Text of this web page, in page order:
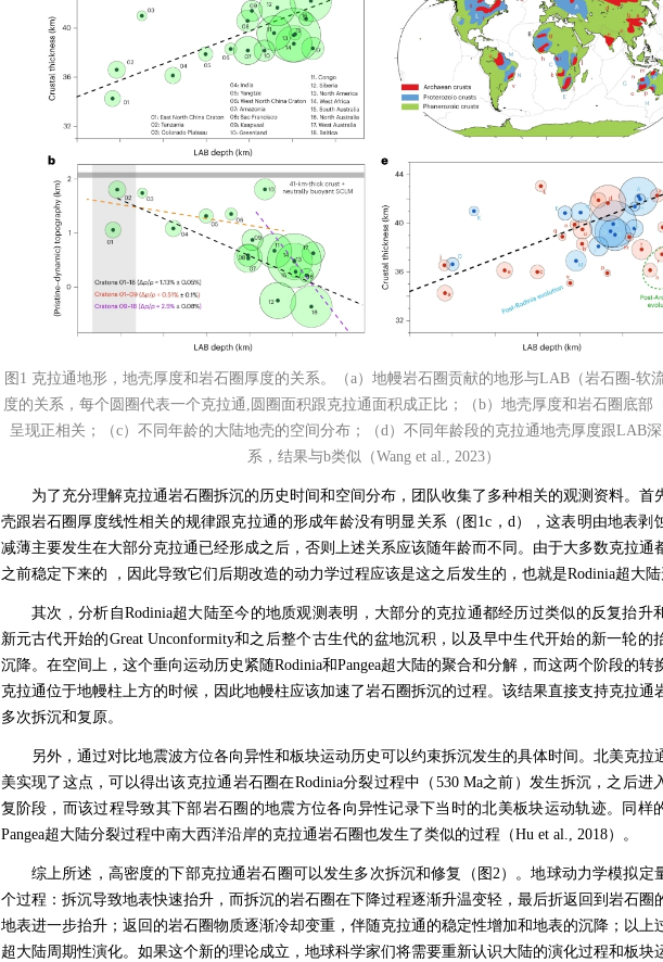
图 1 克拉通地形，地壳厚度和岩石圈厚度的关系。（a）地幔岩石圈贡献的地形与LAB （岩石圈-软
度的关系，每个圆圈代表一个克拉通 , 圆圈面积跟克拉通面积成正比；（b）地壳厚度和岩石圈底部
呈现正相关；（c）不同年龄的大陆地壳的空间分布；（d）不同年龄段的克拉通地壳厚度跟LAB
系，结果与b类似（Wang et al., 2023）
为了充分理解克拉通岩石圈拆沉的历史时间和空间分布，团队收集了多种相关的观测资料。首
壳跟岩石圈厚度线性相关的规律跟克拉通的形成年龄没有明显关系（图 1c ， d），这表明由地表剥
减薄主要发生在大部分克拉通已经形成之后，否则上述关系应该随年龄而不同。由于大多数克拉通
之前稳定下来的 ，因此导致它们后期改造的动力学过程应该是这之后发生的，也就是Rodinia超大陆
其次，分析自Rodinia超大陆至今的地质观测表明，大部分的克拉通都经历过类似的反复抬升
新元古代开始的Great Unconformity和之后整个古生代的盆地沉积，以及早中生代开始的新一轮的
沉降。在空间上，这个垂向运动历史紧随Rodinia和Pangea超大陆的聚合和分解，而这两个阶段的转
克拉通位于地幔柱上方的时候，因此地幔柱应该加速了岩石圈拆沉的过程。该结果直接支持克拉通
多次拆沉和复原。
另外，通过对比地震波方位各向异性和板块运动历史可以约束拆沉发生的具体时间。北美克拉
美实现了这点，可以得出该克拉通岩石圈在Rodinia分裂过程中（ 530 Ma之前）发生拆沉，之后进
复阶段，而该过程导致其下部岩石圈的地震方位各向异性记录下当时的北美板块运动轨迹。同样
Pangea超大陆分裂过程中南大西洋沿岸的克拉通岩石圈也发生了类似的过程（Hu et al., 2018）。
综上所述，高密度的下部克拉通岩石圈可以发生多次拆沉和修复（图 2）。地球动力学模拟定
个过程：拆沉导致地表快速抬升，而拆沉的岩石圈在下降过程逐渐升温变轻，最后折返回到岩石圈
地表进一步抬升；返回的岩石圈物质逐渐冷却变重，伴随克拉通的稳定性增加和地表的沉降；以上
超大陆周期性演化。如果这个新的理论成立，地球科学家们将需要重新认识大陆的演化过程和板块